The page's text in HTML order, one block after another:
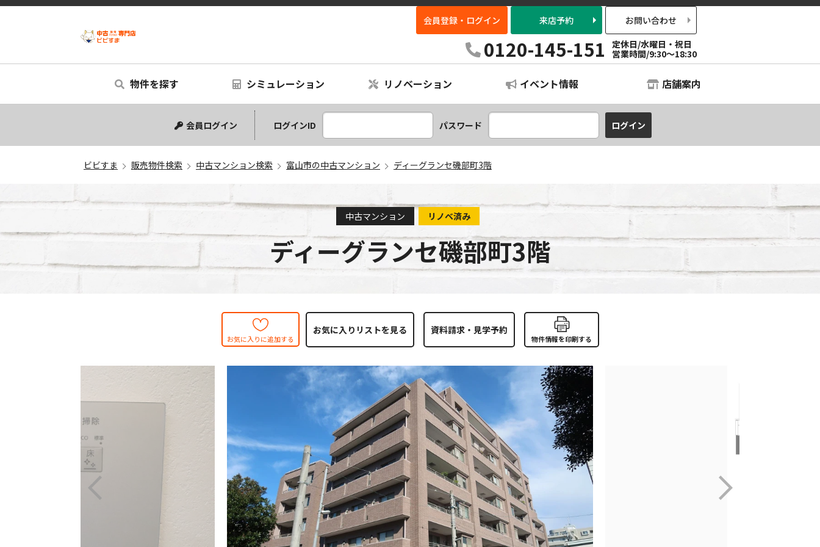
会員登録・ログイン 来店予約 お問い合わせ
0120-145-151
定休日/水曜日・祝日
営業時間/9:30〜18:30
物件を探す
中古一戸建て
中古マンション
新築一戸建て
土地
事業用
シミュレーション
シミュレーション
リノベーションプラン
リノベーション イベント情報 店舗案内
会員ログイン ログインID パスワード
ビビすま 販売物件検索 中古マンション検索 富山市の中古マンション ディーグランセ磯部町3階
中古マンション リノベ済み
ディーグランセ磯部町3階
お気に入りに追加する
お気に入りリストを見る
物件情報を印刷する